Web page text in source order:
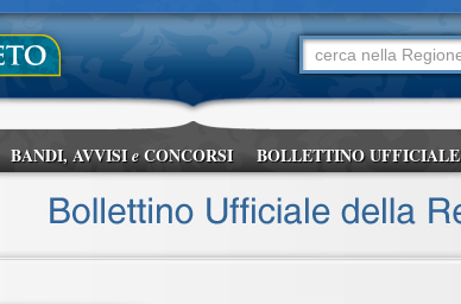
BANDI, AVVISIeCONCORSI BOLLETTINO UFFICIALE